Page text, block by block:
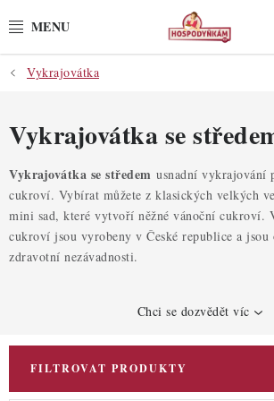
na
POTŘEBY
POMŮCKY
SUROVINY
DEKORACE
PRO OSLAVY
Vykrajovátka
Vykrajovátka se
Vykrajovátka se středem usnadní vykrajování
cukroví. Vybírat můžete z klasických velkých
mini sad, které vytvoří něžné vánoční cukroví.
cukroví jsou vyrobeny v České republice a jsou
zdravotní nezávadnosti.
Chci se dozvědět víc
FILTROVAT PRODUKTY